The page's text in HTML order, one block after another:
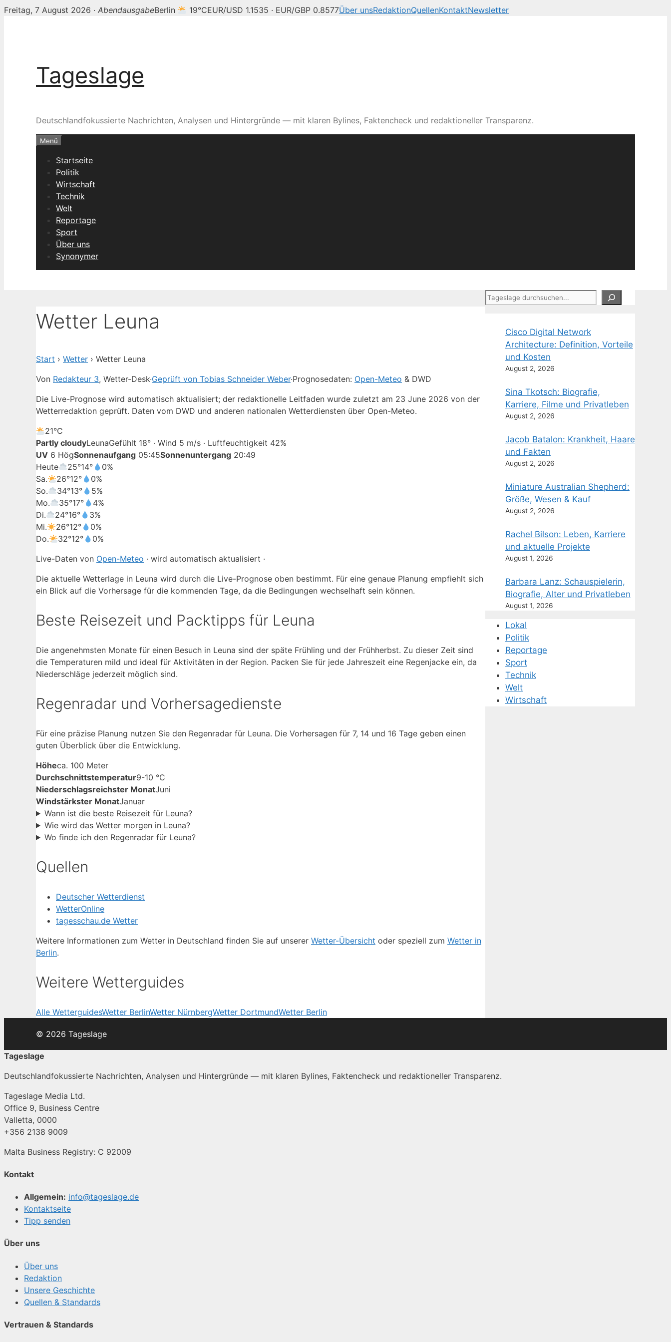
Freitag, 7 August 2026 · AbendausgabeBerlin 19°CEUR/USD 1.1535 · EUR/GBP 0.8577Über unsRedaktionQuellenKontaktNewsletter
Tageslage
Deutschlandfokussierte Nachrichten, Analysen und Hintergründe — mit klaren Bylines, Faktencheck und redaktioneller Transparenz.
Menü
Startseite
Politik
Wirtschaft
Technik
Welt
Reportage
Sport
Über uns
Synonymer
Wetter Leuna
Start › Wetter › Wetter Leuna
Von Redakteur 3, Wetter-Desk·Geprüft von Tobias Schneider Weber·Prognosedaten: Open-Meteo & DWD
Die Live-Prognose wird automatisch aktualisiert; der redaktionelle Leitfaden wurde zuletzt am 23 June 2026 von der
Wetterredaktion geprüft. Daten vom DWD und anderen nationalen Wetterdiensten über Open-Meteo.
21°C
Partly cloudyLeunaGefühlt 18° · Wind 5 m/s · Luftfeuchtigkeit 42%
UV 6 HögSonnenaufgang 05:45Sonnenuntergang 20:49
Heute
25°14°
0%
Sa.
26°12°
0%
So.
34°13°
5%
Mo.
35°17°
4%
Di.
24°16°
3%
Mi.
26°12°
0%
Do.
32°12°
0%
Live-Daten von Open-Meteo · wird automatisch aktualisiert ·
Die aktuelle Wetterlage in Leuna wird durch die Live-Prognose oben bestimmt. Für eine genaue Planung empfiehlt sich
ein Blick auf die Vorhersage für die kommenden Tage, da die Bedingungen wechselhaft sein können.
Beste Reisezeit und Packtipps für Leuna
Die angenehmsten Monate für einen Besuch in Leuna sind der späte Frühling und der Frühherbst. Zu dieser Zeit sind
die Temperaturen mild und ideal für Aktivitäten in der Region. Packen Sie für jede Jahreszeit eine Regenjacke ein, da
Niederschläge jederzeit möglich sind.
Regenradar und Vorhersagedienste
Für eine präzise Planung nutzen Sie den Regenradar für Leuna. Die Vorhersagen für 7, 14 und 16 Tage geben einen
guten Überblick über die Entwicklung.
Höheca. 100 Meter
Durchschnittstemperatur9-10 °C
Niederschlagsreichster MonatJuni
Windstärkster MonatJanuar
Wann ist die beste Reisezeit für Leuna?
Wie wird das Wetter morgen in Leuna?
Wo finde ich den Regenradar für Leuna?
Quellen
Deutscher Wetterdienst
WetterOnline
tagesschau.de Wetter
Weitere Informationen zum Wetter in Deutschland finden Sie auf unserer Wetter-Übersicht oder speziell zum Wetter in
Berlin.
Weitere Wetterguides
Alle WetterguidesWetter BerlinWetter NürnbergWetter DortmundWetter Berlin
Suchen
Cisco Digital Network
Architecture: Definition, Vorteile
und Kosten
August 2, 2026
Sina Tkotsch: Biografie,
Karriere, Filme und Privatleben
August 2, 2026
Jacob Batalon: Krankheit, Haare
und Fakten
August 2, 2026
Miniature Australian Shepherd:
Größe, Wesen & Kauf
August 2, 2026
Rachel Bilson: Leben, Karriere
und aktuelle Projekte
August 1, 2026
Barbara Lanz: Schauspielerin,
Biografie, Alter und Privatleben
August 1, 2026
Lokal
Politik
Reportage
Sport
Technik
Welt
Wirtschaft
© 2026 Tageslage
Tageslage
Deutschlandfokussierte Nachrichten, Analysen und Hintergründe — mit klaren Bylines, Faktencheck und redaktioneller Transparenz.
Tageslage Media Ltd.
Office 9, Business Centre
Valletta, 0000
+356 2138 9009
Malta Business Registry: C 92009
Kontakt
Allgemein: info@tageslage.de
Kontaktseite
Tipp senden
Über uns
Über uns
Redaktion
Unsere Geschichte
Quellen & Standards
Vertrauen & Standards